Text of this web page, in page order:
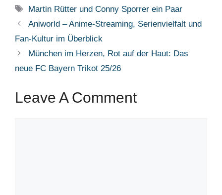
Tags
Martin Rütter und Conny Sporrer ein Paar
Aniworld – Anime-Streaming, Serienvielfalt und
Fan-Kultur im Überblick
München im Herzen, Rot auf der Haut: Das
neue FC Bayern Trikot 25/26
Leave A Comment